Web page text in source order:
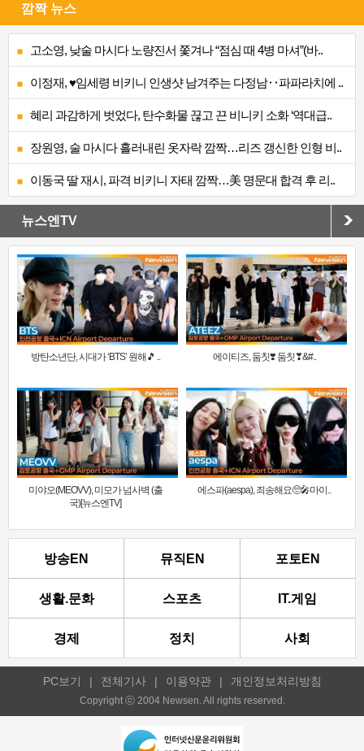
깜짝 뉴스
고소영, 낮술 마시다 노량진서 쫓겨나 “점심 때 4병 마셔”(바..
이정재, ♥임세령 비키니 인생샷 남겨주는 다정남‥파파라치에 ..
혜리 과감하게 벗었다, 탄수화물 끊고 끈 비니키 소화 ‘역대급..
장원영, 술 마시다 흘러내린 옷자락 깜짝…리즈 갱신한 인형 비..
이동국 딸 재시, 파격 비키니 자태 깜짝…美 명문대 합격 후 리..
뉴스엔TV
방탄소년단, 시대가 ‘BTS’ 원해🎵 .. 에이티즈, 둠칫❣️ 둠칫❣&#..
미야오(MEOVV), 미모가 넘사벽 (출
국)[뉴스엔TV]
에스파(aespa), 죄송해요🥺🎤마이..
방송EN 뮤직EN 포토EN
생활.문화 스포츠 IT.게임
경제 정치 사회
PC보기 | 전체기사 | 이용약관 | 개인정보처리방침
Copyright ⓒ 2004 Newsen. All rights reserved.